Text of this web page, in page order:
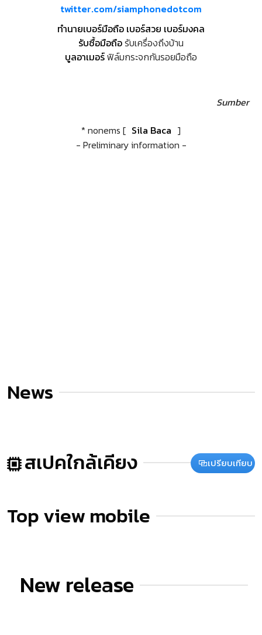
twitter.com/siamphonedotcom
ทำนายเบอร์มือถือ เบอร์สวย เบอร์มงคล
รับซื้อมือถือรับเครื่องถึงบ้าน
บูลอาเมอร์ฟิล์มกระจกกันรอยมือถือ
Sumber
* nonems [ Sila Baca ]
- Preliminary information -
News
สเปคใกล้เคียง เปรียบเทียบ
Top view mobile
New release